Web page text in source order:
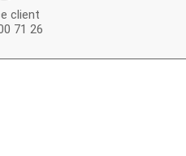
client
71 26